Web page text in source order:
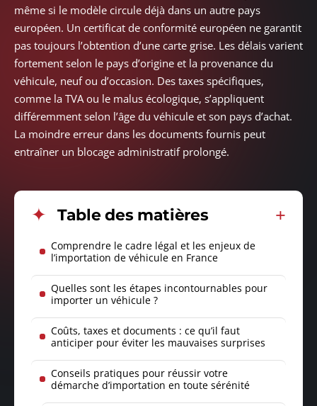
même si le modèle circule déjà dans un autre pays
européen. Un certificat de conformité européen ne garantit
pas toujours l’obtention d’une carte grise. Les délais varient
fortement selon le pays d’origine et la provenance du
véhicule, neuf ou d’occasion. Des taxes spécifiques,
comme la TVA ou le malus écologique, s’appliquent
différemment selon l’âge du véhicule et son pays d’achat.
La moindre erreur dans les documents fournis peut
entraîner un blocage administratif prolongé.
Table des matières
Comprendre le cadre légal et les enjeux de
l’importation de véhicule en France
Quelles sont les étapes incontournables pour
importer un véhicule ?
Coûts, taxes et documents : ce qu’il faut
anticiper pour éviter les mauvaises surprises
Conseils pratiques pour réussir votre
démarche d’importation en toute sérénité